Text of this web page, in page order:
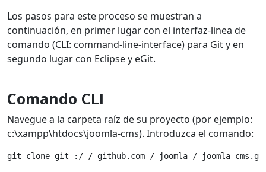
Los pasos para este proceso se muestran a
continuación, en primer lugar con el interfaz-linea de
comando (CLI: command-line-interface) para Git y en
segundo lugar con Eclipse y eGit.
Comando CLI
Navegue a la carpeta raíz de su proyecto (por ejemplo:
c:\xampp\htdocs\joomla-cms). Introduzca el comando:
git clone git :/ / github.com / joomla / joomla-